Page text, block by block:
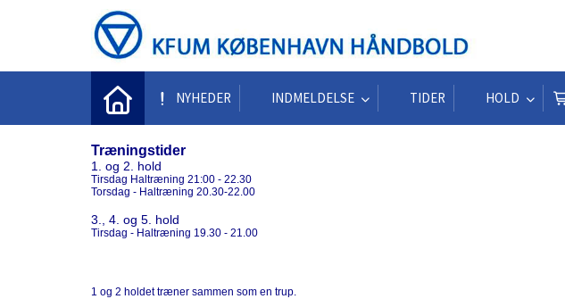
NYHEDER INDMELDELSE TIDER HOLD
Træningstider
1. og 2. hold
Tirsdag Haltræning 21:00 - 22.30
Torsdag - Haltræning 20.30-22.00
3., 4. og 5. hold
Tirsdag - Haltræning 19.30 - 21.00
1 og 2 holdet træner sammen som en trup.